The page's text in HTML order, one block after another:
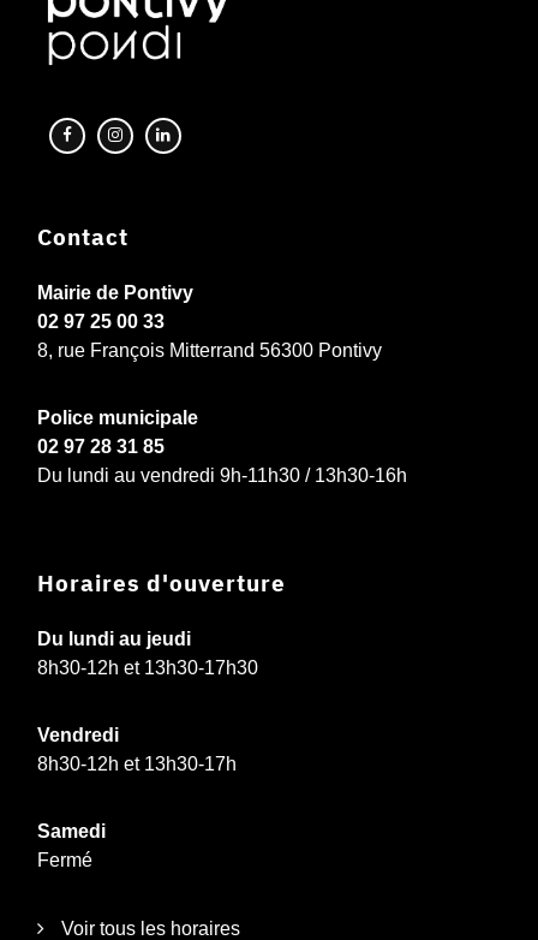
Contact
Mairie de Pontivy
02 97 25 00 33
8, rue François Mitterrand 56300 Pontivy
Police municipale
02 97 28 31 85
Du lundi au vendredi 9h-11h30 / 13h30-16h
Horaires d'ouverture
Du lundi au jeudi
8h30-12h et 13h30-17h30
Vendredi
8h30-12h et 13h30-17h
Samedi
Fermé
Voir tous les horaires